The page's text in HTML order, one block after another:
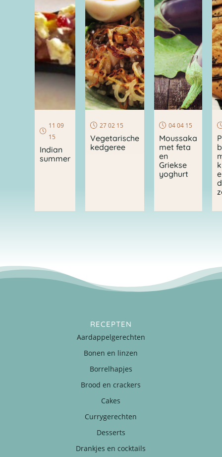
11 09
15
Indian
summer
27 02 15
Vegetarische
kedgeree
04 04 15
Moussaka
met feta
en
Griekse
yoghurt
RECEPTEN
Aardappelgerechten
Bonen en linzen
Borrelhapjes
Brood en crackers
Cakes
Currygerechten
Desserts
Drankjes en cocktails